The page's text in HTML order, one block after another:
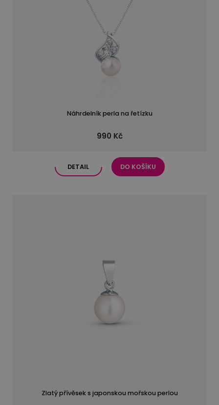
Náhrdelník perla na řetízku
990 Kč
DETAIL DO KOŠÍKU
Zlatý přívěsek s japonskou mořskou perlou